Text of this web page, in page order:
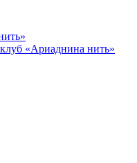
«Ариаднина нить»